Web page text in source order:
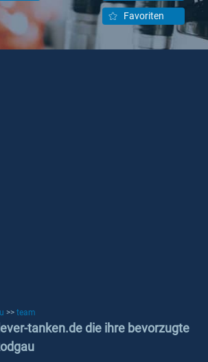
Favoriten
>> team
tanken.de die ihre bevorzugte